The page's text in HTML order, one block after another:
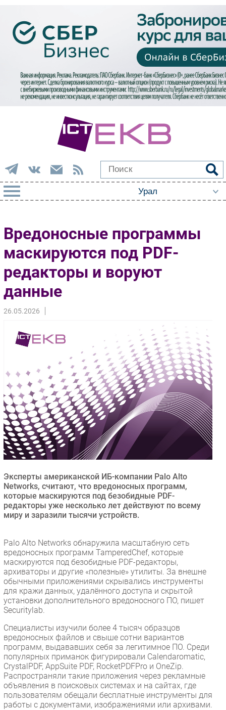
Импорто­замещение
Автоматизация Промышленности
Интернет
Мобильная связь
Фиксированная связь
Интеграция
Маркетинг
Оборудование
ПО
Outsourcing
Кадры
Регулирование
Финансы
Web
Инновации
CIO/Управление ИТ
Гаджеты
РАЗДЕЛЫ
Новости
Аналитика
Интервью
Мероприятия
Проекты
IT класс
Тестовый стенд
Каталог компаний
Вредоносные программы
маскируются под PDF-
редакторы и воруют
данные
26.05.2026
Эксперты американской ИБ-компании Palo Alto
Networks, считают, что вредоносных программ,
которые маскируются под безобидные PDF-
редакторы уже несколько лет действуют по всему
миру и заразили тысячи устройств.
Palo Alto Networks обнаружила масштабную сеть
вредоносных программ TamperedChef, которые
маскируются под безобидные PDF-редакторы,
архиваторы и другие «полезные» утилиты. За внешне
обычными приложениями скрывались инструменты
для кражи данных, удалённого доступа и скрытой
установки дополнительного вредоносного ПО, пишет
Securitylab.
Специалисты изучили более 4 тысяч образцов
вредоносных файлов и свыше сотни вариантов
программ, выдававших себя за легитимное ПО. Среди
популярных приманок фигурировали Calendaromatic,
CrystalPDF, AppSuite PDF, RocketPDFPro и OneZip.
Распространяли такие приложения через рекламные
объявления в поисковых системах и на сайтах, где
пользователям обещали бесплатные инструменты для
работы с документами, изображениями или архивами.